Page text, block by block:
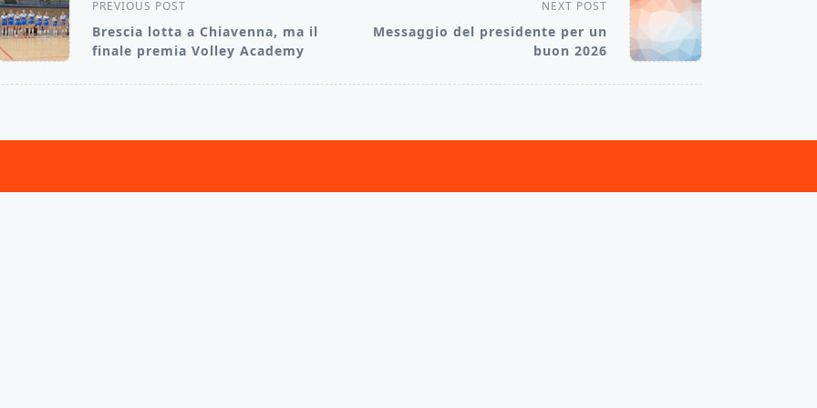
span>
PREVIOUS POST
Brescia lotta a Chiavenna, ma il
finale premia Volley Academy
NEXT POST
Messaggio del presidente per un
buon 2026